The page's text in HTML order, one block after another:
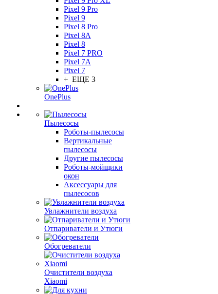
Pixel 9 Pro
Pixel 9
Pixel 8 Pro
Pixel 8A
Pixel 8
Pixel 7 PRO
Pixel 7A
Pixel 7
+ ЕЩЕ 3
OnePlus
Пылесосы
Роботы-пылесосы
Вертикальные
пылесосы
Другие пылесосы
Роботы-мойщики
окон
Аксессуары для
пылесосов
Увлажнители воздуха
Отпариватели и Утюги
Обогреватели
Очистители воздуха
Xiaomi